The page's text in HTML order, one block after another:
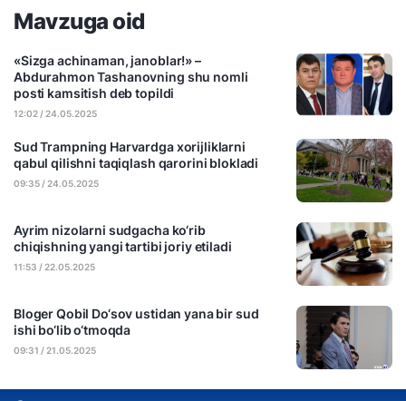
Mavzuga oid
«Sizga achinaman, janoblar!» –
Abdurahmon Tashanovning shu nomli
posti kamsitish deb topildi
12:02 / 24.05.2025
Sud Trampning Harvardga xorijliklarni
qabul qilishni taqiqlash qarorini blokladi
09:35 / 24.05.2025
Ayrim nizolarni sudgacha ko‘rib
chiqishning yangi tartibi joriy etiladi
11:53 / 22.05.2025
Bloger Qobil Do‘sov ustidan yana bir sud
ishi bo‘lib o‘tmoqda
09:31 / 21.05.2025